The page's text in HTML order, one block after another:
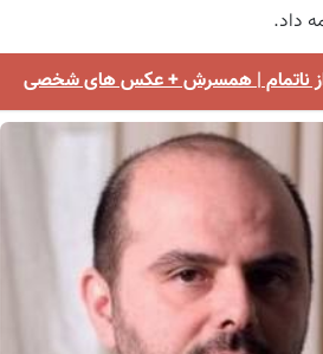
داد.
راز ناتمام | همسرش + عکس های شخصی